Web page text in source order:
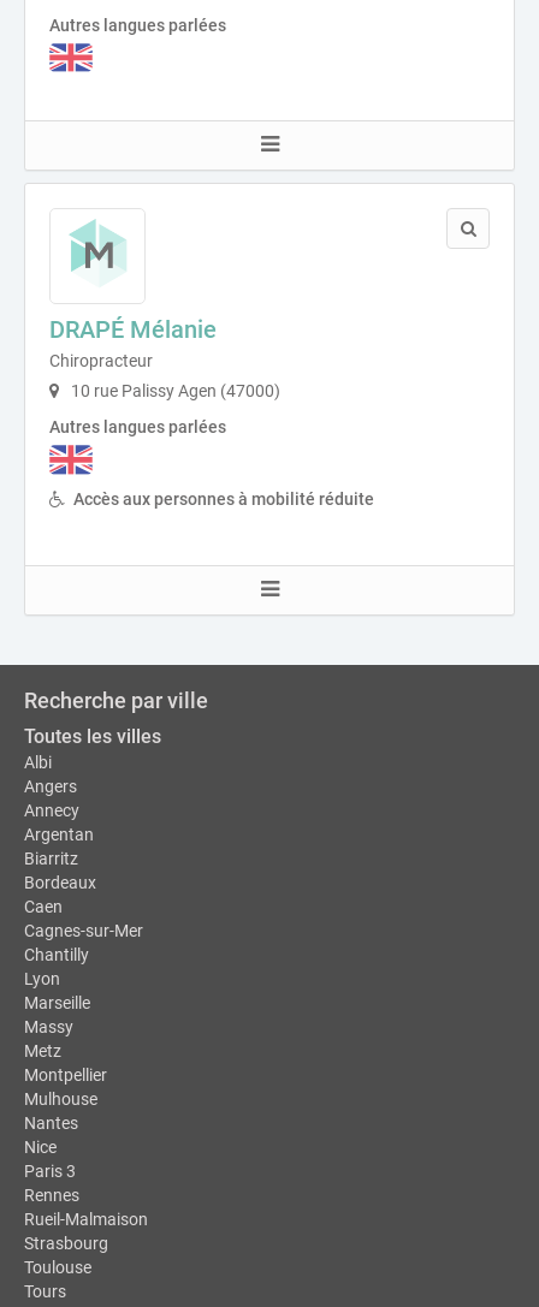
Autres langues parlées
DRAPÉ Mélanie
Chiropracteur
10 rue Palissy Agen (47000)
Autres langues parlées
Accès aux personnes à mobilité réduite
Recherche par ville
Toutes les villes
Albi
Angers
Annecy
Argentan
Biarritz
Bordeaux
Caen
Cagnes-sur-Mer
Chantilly
Lyon
Marseille
Massy
Metz
Montpellier
Mulhouse
Nantes
Nice
Paris 3
Rennes
Rueil-Malmaison
Strasbourg
Toulouse
Tours